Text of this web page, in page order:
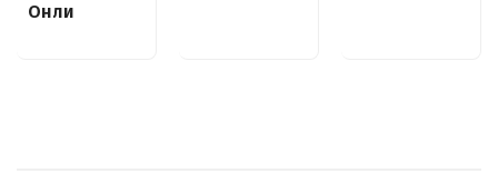
Онли